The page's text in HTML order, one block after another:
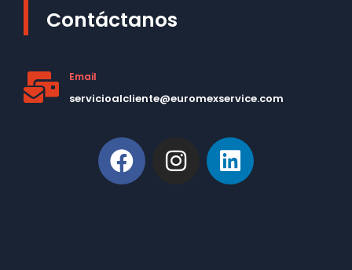
Contáctanos
Email
servicioalcliente@euromexservice.com